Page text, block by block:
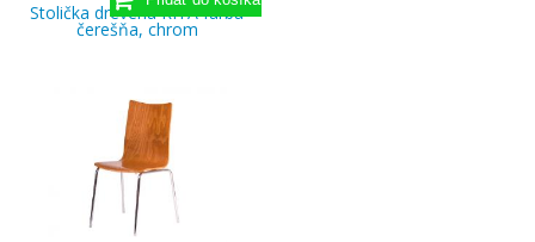
Stolička drevená RITA farba
čerešňa, chrom